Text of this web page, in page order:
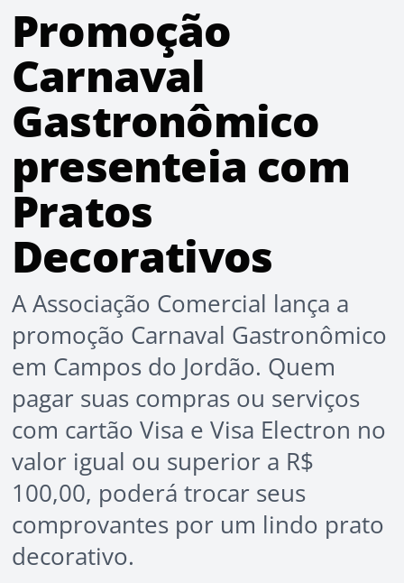
Promoção
Carnaval
Gastronômico
presenteia com
Pratos
Decorativos
A Associação Comercial lança a
promoção Carnaval Gastronômico
em Campos do Jordão. Quem
pagar suas compras ou serviços
com cartão Visa e Visa Electron no
valor igual ou superior a R$
100,00, poderá trocar seus
comprovantes por um lindo prato
decorativo.